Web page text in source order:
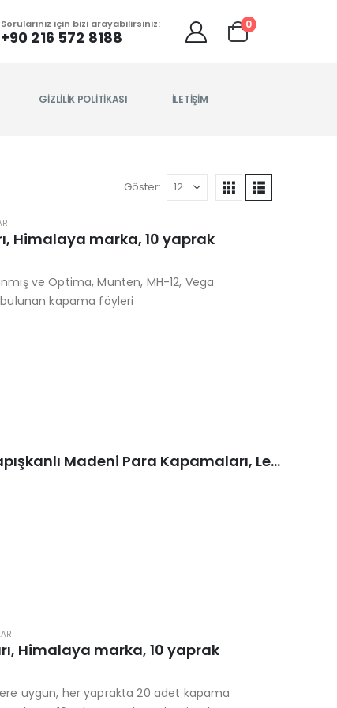
Sorularınız için bizi arayabilirsiniz:
+90 216 572 8188
0
GIZLILIK POLITIKASI İLETIŞIM
Göster:
Himalaya marka, 10 yaprak
ve Optima, Munten, MH-12, Vega
kapama föyleri
17,5 mm 25 ad. Kendinden Yapışkanlı Madeni Para Kapamaları, Leuchtturm Marka, orijinal kutusu içinde, Beyaz
Himalaya marka, 10 yaprak
uygun, her yaprakta 20 adet kapama